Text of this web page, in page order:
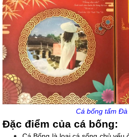
Cá bống tẩm Đà
Đặc điểm của cá bống: